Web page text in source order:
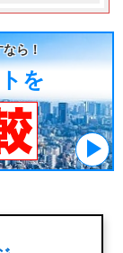
なら！
を